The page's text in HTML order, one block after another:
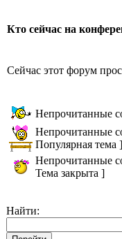
Кто сейчас на
Сейчас этот форум
Непрочитанные
Непрочитанные
Популярная тема ]
Непрочитанные
Тема закрыта ]
Найти: